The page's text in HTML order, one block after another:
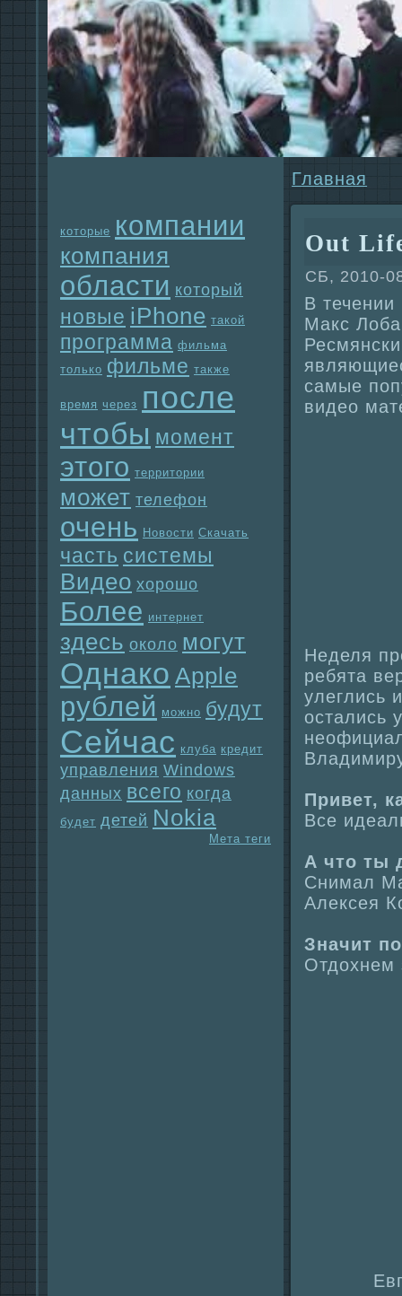
которые компании
компания
области который
новые iPhone такой
прогpaмма фильма
только фильме также
время через после
чтобы момент
этого территории
может телефон
очень Новости Скачать
часть системы
Видео хорошо
Более интернет
здесь около могут
Однaко Apple
рублей можно будут
Сейчас клуба кредит
упpaвления Windows
данных всего когда
будет детей Nokia
Мета теги
Главнaя
Out
СБ, 2010-
В
Макс
самые
видео
Неделя
ребята
улеглись
остались
Привет,
Все
А что ты
Снимал
Алексея
Знaчит
Отдохнем